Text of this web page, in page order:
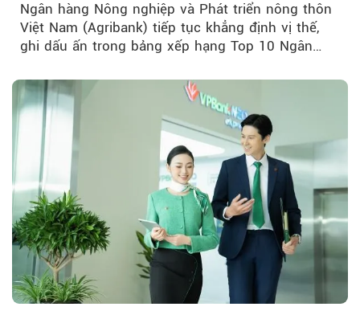
Ngân hàng Nông nghiệp và Phát triển nông thôn
Việt Nam (Agribank) tiếp tục khẳng định vị thế,
ghi dấu ấn trong bảng xếp hạng Top 10 Ngân